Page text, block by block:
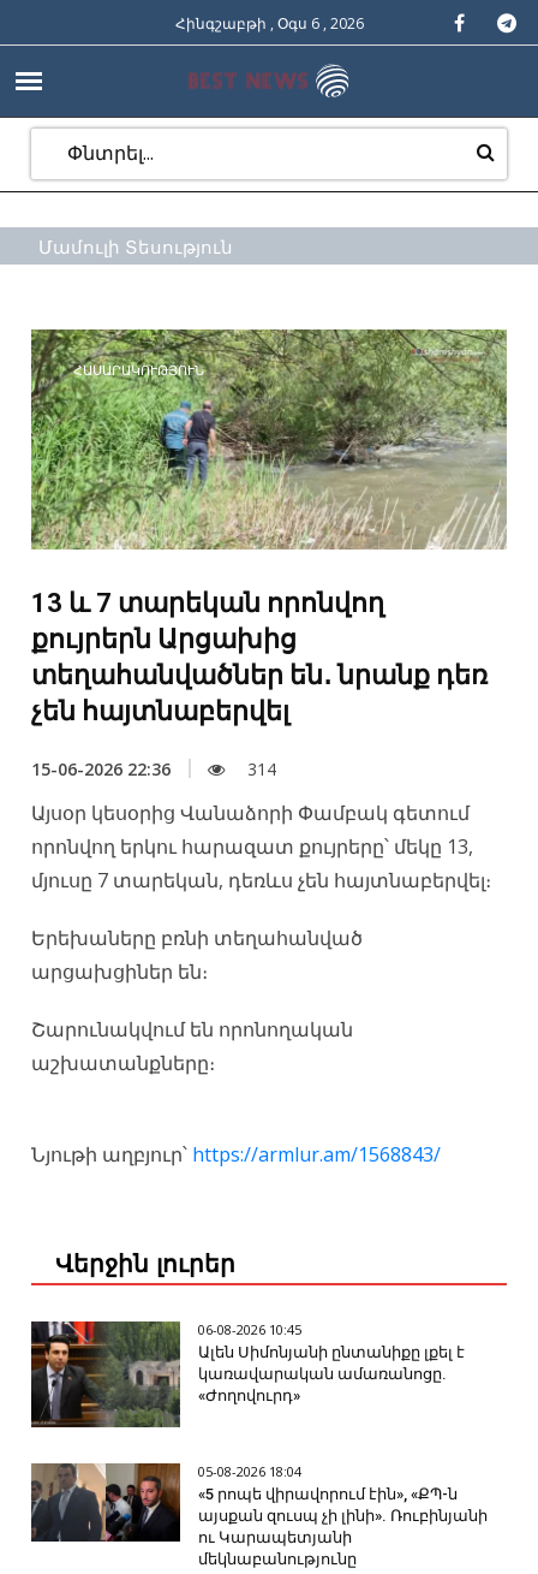
Հինգշաբթի , Օգս 6 , 2026
Մամուլի Տեսություն
ՀԱՍԱՐԱԿՈՒԹՅՈՒՆ
13 և 7 տարեկան որոնվող
քույրերն Արցախից
տեղահանվածներ են․ նրանք դեռ
չեն հայտնաբերվել
15-06-2026 22:36 314
Այսօր կեսօրից Վանաձորի Փամբակ գետում
որոնվող երկու հարազատ քույրերը՝ մեկը 13,
մյուսը 7 տարեկան, դեռևս չեն հայտնաբերվել։
Երեխաները բռնի տեղահանված
արցախցիներ են։
Շարունակվում են որոնողական
աշխատանքները։
Նյութի աղբյուր՝ https://armlur.am/1568843/
Վերջին լուրեր
06-08-2026 10:45
Ալեն Սիմոնյանի ընտանիքը լքել է
կառավարական ամառանոցը.
«Ժողովուրդ»
05-08-2026 18:04
«5 րոպե վիրավորում էին», «ՔՊ-ն
այսքան զուսպ չի լինի». Ռուբինյանի
ու Կարապետյանի
մեկնաբանությունը